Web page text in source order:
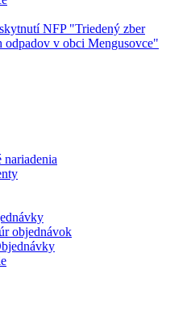
NFP "Triedený zber
odpadov v obci Mengusovce"
nariadenia
objednávok